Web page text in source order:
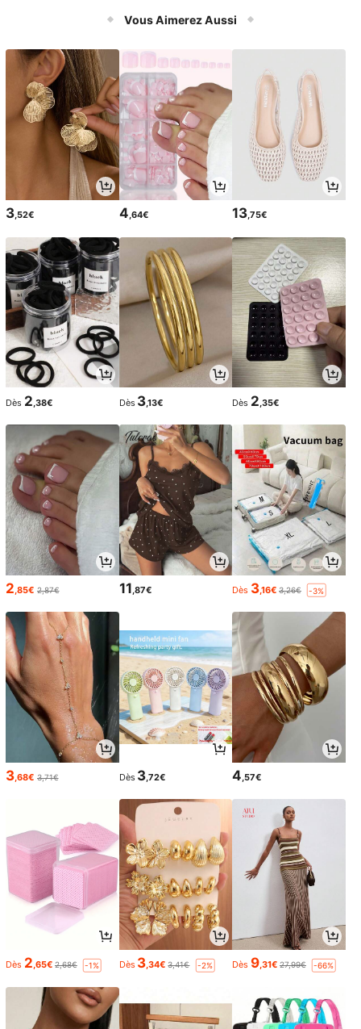
Vous Aimerez Aussi
3,52€ 4,64€ 13,75€
Dès 2 ,38€ Dès 3,13€ Dès 2 ,35€
2,85€ 2,87€ 11,87€ Dès 3,16€ 3,26€ -3%
3,68€ 3,71€ Dès 3,72€ 4,57€
Dès 2,65€ 2,68€ -1% Dès 3,34€ 3,41€ -2% Dès 9,31€ 27,99€ -66%